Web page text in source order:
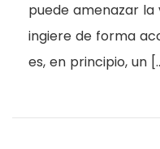
puede amenazar la
ingiere de forma
es, en principio, un